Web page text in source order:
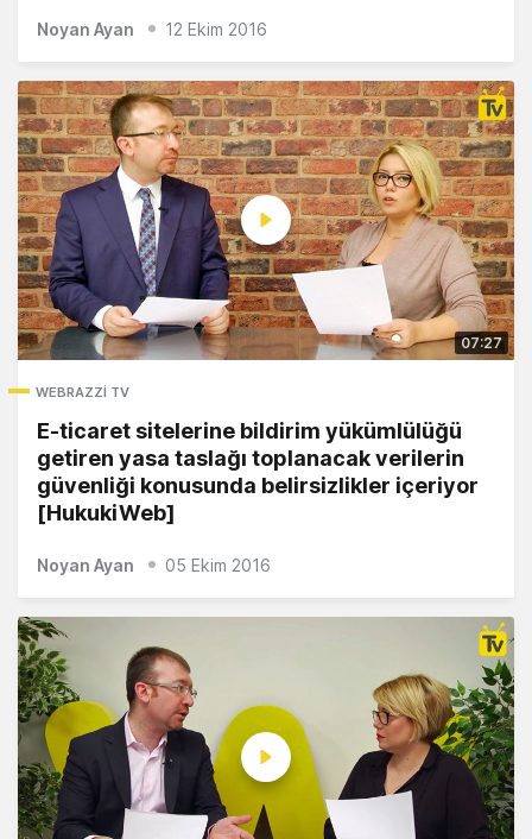
Noyan Ayan 12 Ekim 2016
WEBRAZZI TV
E-ticaret sitelerine bildirim yükümlülüğü
getiren yasa taslağı toplanacak verilerin
güvenliği konusunda belirsizlikler içeriyor
[HukukiWeb]
07:27
Noyan Ayan 05 Ekim 2016